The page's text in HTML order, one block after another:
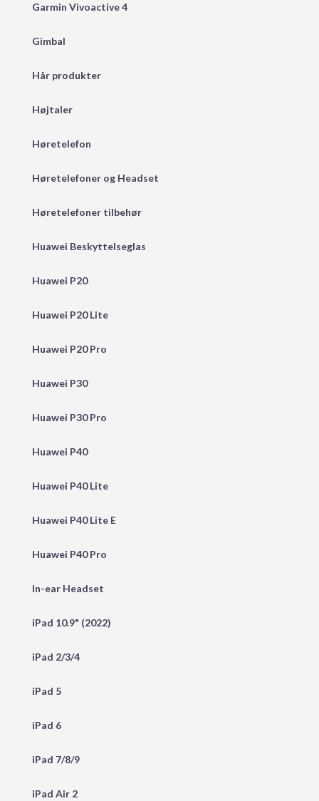
Garmin Vivoactive 4
Gimbal
Hår produkter
Højtaler
Høretelefon
Høretelefoner og Headset
Høretelefoner tilbehør
Huawei Beskyttelseglas
Huawei P20
Huawei P20 Lite
Huawei P20 Pro
Huawei P30
Huawei P30 Pro
Huawei P40
Huawei P40 Lite
Huawei P40 Lite E
Huawei P40 Pro
In-ear Headset
iPad 10.9" (2022)
iPad 2/3/4
iPad 5
iPad 6
iPad 7/8/9
iPad Air 2